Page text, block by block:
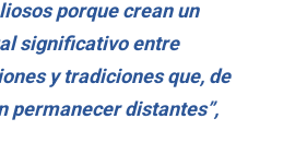
porque crean un
significativo entre
y tradiciones que, de
permanecer distantes”,